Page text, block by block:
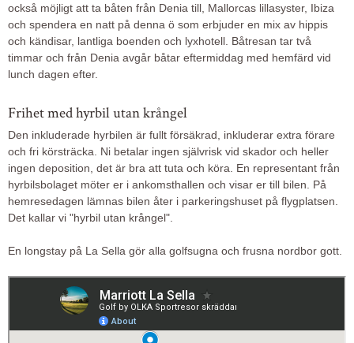
också möjligt att ta båten från Denia till, Mallorcas lillasyster, Ibiza
och spendera en natt på denna ö som erbjuder en mix av hippis
och kändisar, lantliga boenden och lyxhotell. Båtresan tar två
timmar och från Denia avgår båtar eftermiddag med hemfärd vid
lunch dagen efter.
Frihet med hyrbil utan krångel
Den inkluderade hyrbilen är fullt försäkrad, inkluderar extra förare
och fri körsträcka. Ni betalar ingen självrisk vid skador och heller
ingen deposition, det är bra att tuta och köra. En representant från
hyrbilsbolaget möter er i ankomsthallen och visar er till bilen. På
hemresedagen lämnas bilen åter i parkeringshuset på flygplatsen.
Det kallar vi "hyrbil utan krångel".
En longstay på La Sella gör alla golfsugna och frusna nordbor gott.